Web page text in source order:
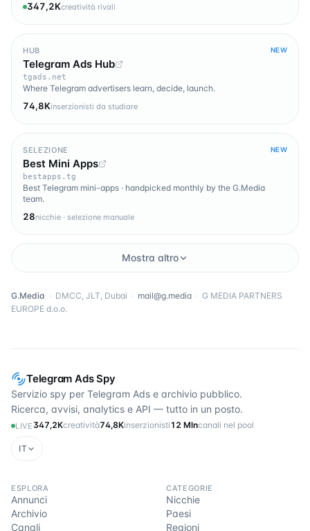
Telegram Ads Spy
Servizio spy per Telegram Ads e archivio pubblico.
Ricerca, avvisi, analytics e API — tutto in un posto.
LIVE 347,2Kcreatività74,8Kinserzionisti12 Mlncanali nel pool
IT
ESPLORA
Annunci
Archivio
Canali
CATEGORIE
Nicchie
Paesi
Regioni
347,2Kcreatività rivali
HUB NEW
Telegram Ads Hub
tgads.net
Where Telegram advertisers learn, decide, launch.
74,8Kinserzionisti da studiare
SELEZIONE NEW
Best Mini Apps
bestapps.tg
Best Telegram mini-apps · handpicked monthly by the G.Media
team.
28nicchie · selezione manuale
Mostra altro
G.Media · DMCC, JLT, Dubai · mail@g.media · G MEDIA PARTNERS
EUROPE d.o.o.